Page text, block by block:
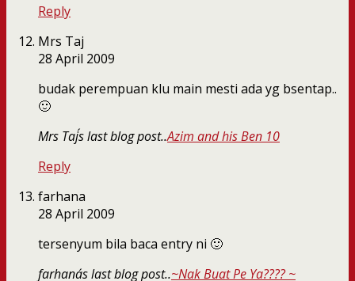
Reply
Mrs Taj
28 April 2009
budak perempuan klu main mesti ada yg bsentap..
🙂
Mrs Taj´s last blog post..Azim and his Ben 10
Reply
farhana
28 April 2009
tersenyum bila baca entry ni 🙂
farhana´s last blog post..~Nak Buat Pe Ya???? ~